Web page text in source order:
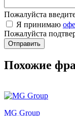
Пожалуйста
Я принимаю
Пожалуйста
Отправить
Похожие
MG Group